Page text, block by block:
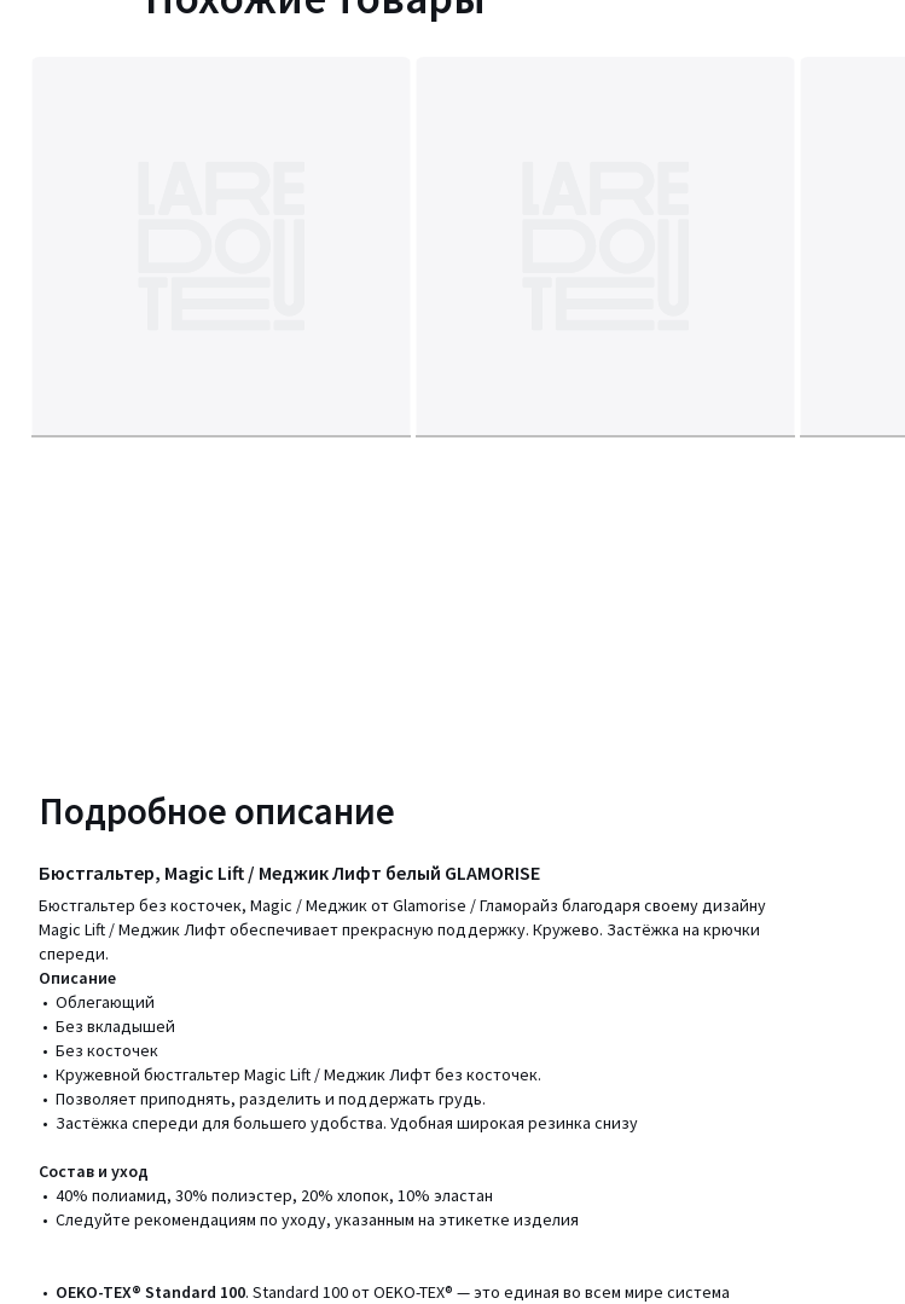
Подробное описание
Бюстгальтер, Magic Lift / Меджик Лифт белый GLAMORISE
Бюстгальтер без косточек, Magic / Меджик от Glamorise / Гламорайз благодаря своему дизайну
Magic Lift / Меджик Лифт обеспечивает прекрасную поддержку. Кружево. Застёжка на крючки
спереди.
Описание
• Облегающий
• Без вкладышей
• Без косточек
• Кружевной бюстгальтер Magic Lift / Меджик Лифт без косточек.
• Позволяет приподнять, разделить и поддержать грудь.
• Застёжка спереди для большего удобства. Удобная широкая резинка снизу
Состав и уход
• 40% полиамид, 30% полиэстер, 20% хлопок, 10% эластан
• Следуйте рекомендациям по уходу, указанным на этикетке изделия
• OEKO-TEX® Standard 100. Standard 100 от OEKO-TEX® — это единая во всем мире система